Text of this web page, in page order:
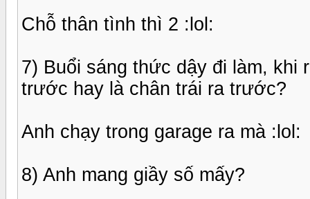
Chỗ thân tình thì 2 :lol:
7) Buổi sáng thức dậy đi làm, khi
trước hay là chân trái ra trước?
Anh chạy trong garage ra mà :lol:
8) Anh mang giầy số mấy?